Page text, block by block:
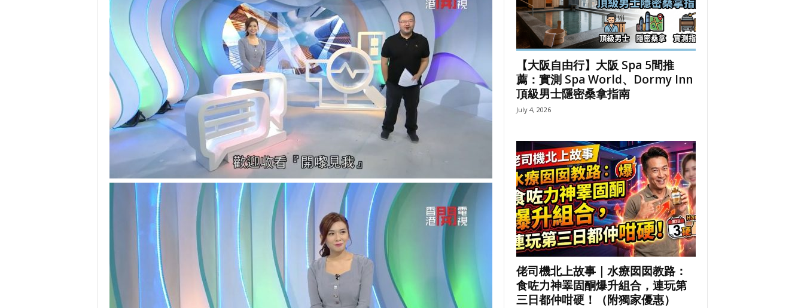
【大阪自由行】大阪 Spa 5間推
薦：實測 Spa World、Dormy Inn
頂級男士隱密桑拿指南
July 4, 2026
佬司機北上故事｜水療囡囡教路：
食咗力神睪固酮爆升組合，連玩第
三日都仲咁硬！（附獨家優惠）